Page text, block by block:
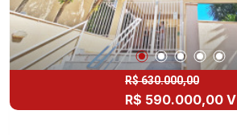
R$ 630.000,00
R$ 590.000,00 V